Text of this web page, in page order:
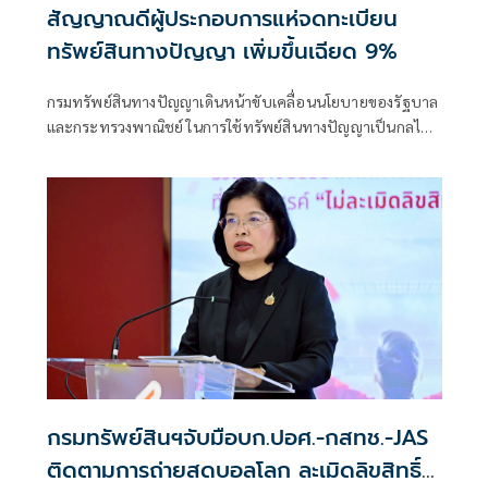
สัญญาณดีผู้ประกอบการแห่จดทะเบียน
ทรัพย์สินทางปัญญา เพิ่มขึ้นเฉียด 9%
กรมทรัพย์สินทางปัญญาเดินหน้าขับเคลื่อนนโยบายของรัฐบาล
และกระทรวงพาณิชย์ ในการใช้ทรัพย์สินทางปัญญาเป็นกลไก
รัฐมนตรีว่าการกระทรวงพาณิชย์ (นางศุภจี สุธรรมพันธุ์) ได้มอบ
หมายให้กรมฯ เร่งยกระดับระบบคุ้มครองทรัพย์สินทางปัญญา
เพื่อสนับสนุนการสร้างมูลค่าเพิ่มจากนวัตกรรมและความคิด
สร้างสรรค์ของผู้ประกอบการไทย ซึ่งสะท้อนผลสำเร็จผ่านสถิติ
การยื่นคำขอและการจดทะเบียนทรัพย์สินทางปัญญาที่ขยายตัว
กรมทรัพย์สินฯจับมือบก.ปอศ.-กสทช.-JAS
ติดตามการถ่ายสดบอลโลก ละเมิดลิขสิทธิ์